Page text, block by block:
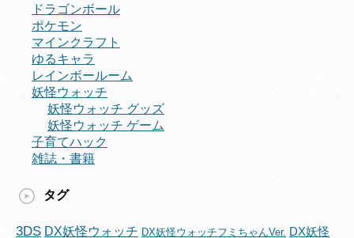
ドラゴンボール
ポケモン
マインクラフト
ゆるキャラ
レインボールーム
妖怪ウォッチ
妖怪ウォッチ グッズ
妖怪ウォッチ ゲーム
子育てハック
雑誌・書籍
タグ
3DS DX妖怪ウォッチ DX妖怪ウォッチフミちゃんVer. DX妖怪